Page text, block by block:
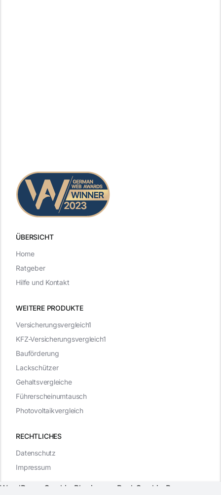
ÜBERSICHT
WEITERE PRODUKTE
RECHTLICHES
Datenschutz
Impressum
Versicherungsvergleich1
KFZ-Versicherungsvergleich1
Bauförderung
Lackschützer
Gehaltsvergleiche
Führerscheinumtausch
Photovoltaikvergleich
Home
Ratgeber
Hilfe und Kontakt
WordPress Cookie Plugin von Real Cookie Banner